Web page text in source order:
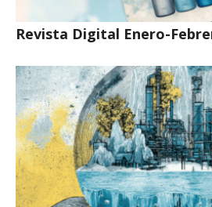
Revista Digital Enero-